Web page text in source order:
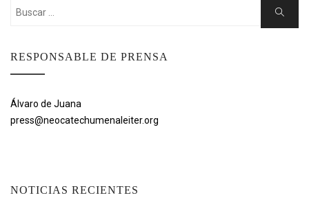
Buscar:
Buscar
RESPONSABLE DE PRENSA
Álvaro de Juana
press@neocatechumenaleiter.org
NOTICIAS RECIENTES